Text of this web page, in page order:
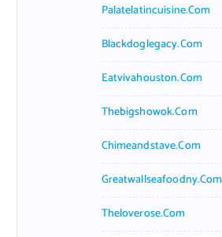
Palatelatincuisine.com
Blackdoglegacy.com
Eatvivahouston.com
Thebigshowok.com
Chimeandstave.com
Greatwallseafoodny.com
Theloverose.com